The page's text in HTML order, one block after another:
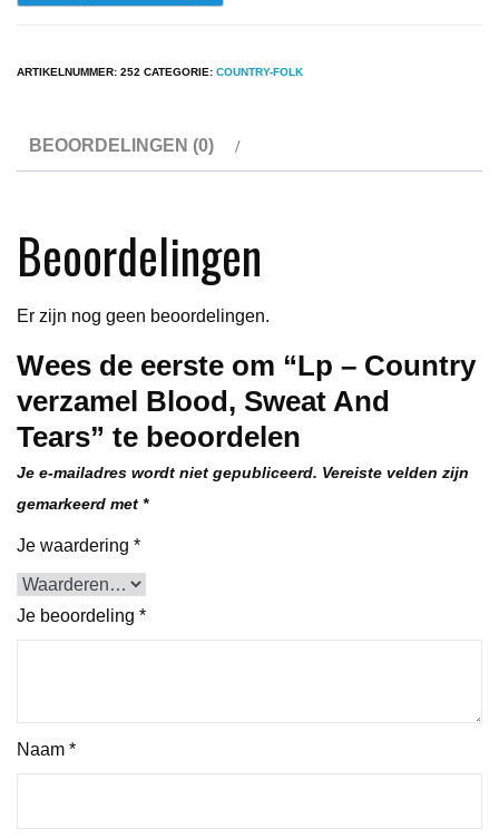
Sweat
aantal
ARTIKELNUMMER: 252 CATEGORIE: COUNTRY-FOLK
BEOORDELINGEN (0)
Beoordelingen
Er zijn nog geen beoordelingen.
Wees de eerste om “Lp – Country
verzamel Blood, Sweat And
Tears” te beoordelen
Je e-mailadres wordt niet gepubliceerd. Vereiste velden zijn
gemarkeerd met *
Je waardering *
Je beoordeling *
Naam *